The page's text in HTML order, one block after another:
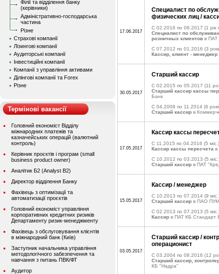
Філії та відділення банку
(керівники)
Адміністративно-господарська
частина
Різне
Страхові компанії
Лізингові компанії
Аудиторські компанії
Інвестиційні компанії
Компанії з управління активами
Ділінгові компанії та Forex
Різне
Термінові вакансії
Головний економіст Відділу
міжнародних платежів та
казначейських операцій (валютний
контроль)
Керівник проєктів і програм (small
business product owner)
Аналітик Б2 (Analyst B2)
Директор відділення Банку
Фахівець з оптимізації та
автоматизації проєктів
Головний економіст управління
корпоративних кредитних ризиків
Департаменту ризик-менеджменту
Фахівець з обслуговування клієнтів
в міжнародний банк (Київ)
Заступник начальника управління
методологічного забезпечення та
навчання з питань ПВК/ФТ
Аудитор
17.06.2017
Специалист по
физических лиц /
C 02.2016 по 06.2017 (1 рік
Специалист по
розничных клиентов в ПАТ
C 07.2012 по 01.2016 (3
Кассир, клиент - менеджер
30.05.2017
Старший кассир
C 02.2015 по 05.2017 (11
Старший кассир кассы
Банк
C 04.2008 по 11.2014 (6
Старший кассир в
17.05.2017
Кассир кассы
C 11.2015 по 04.2016 (5 міс.)
Кассир кассы пересчета в
C 10.2012 по 03.2013 (5
Старший кассир в ПАТ
15.05.2017
Кассир / менеджер
C 10.2013 по 07.2014 (9
Старший кассир в ПАО
C 02.2013 по 07.2013 (5
Кассир в ПАТ КБ Стандарт
03.05.2017
Старший кассир /
операционист
C 03.2004 по 08.2016 (12
Старший кассир,
КБ "Надра"